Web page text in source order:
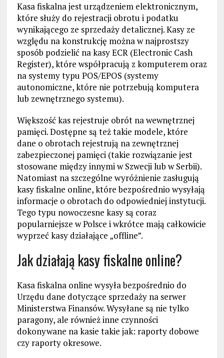
Kasa fiskalna jest urządzeniem elektronicznym,
które służy do rejestracji obrotu i podatku
wynikającego ze sprzedaży detalicznej. Kasy ze
względu na konstrukcję można w najprostszy
sposób podzielić na kasy ECR (Electronic Cash
Register), które współpracują z komputerem oraz
na systemy typu POS/EPOS (systemy
autonomiczne, które nie potrzebują komputera
lub zewnętrznego systemu).
Większość kas rejestruje obrót na wewnętrznej
pamięci. Dostępne są też takie modele, które
dane o obrotach rejestrują na zewnętrznej
zabezpieczonej pamięci (takie rozwiązanie jest
stosowane między innymi w Szwecji lub w Serbii).
Natomiast na szczególne wyróżnienie zasługują
kasy fiskalne online, które bezpośrednio wysyłają
informacje o obrotach do odpowiedniej instytucji.
Tego typu nowoczesne kasy są coraz
popularniejsze w Polsce i wkrótce mają całkowicie
wyprzeć kasy działające „offline”.
Jak działają kasy fiskalne online?
Kasa fiskalna online wysyła bezpośrednio do
Urzędu dane dotyczące sprzedaży na serwer
Ministerstwa Finansów. Wysyłane są nie tylko
paragony, ale również inne czynności
dokonywane na kasie takie jak: raporty dobowe
czy raporty okresowe.